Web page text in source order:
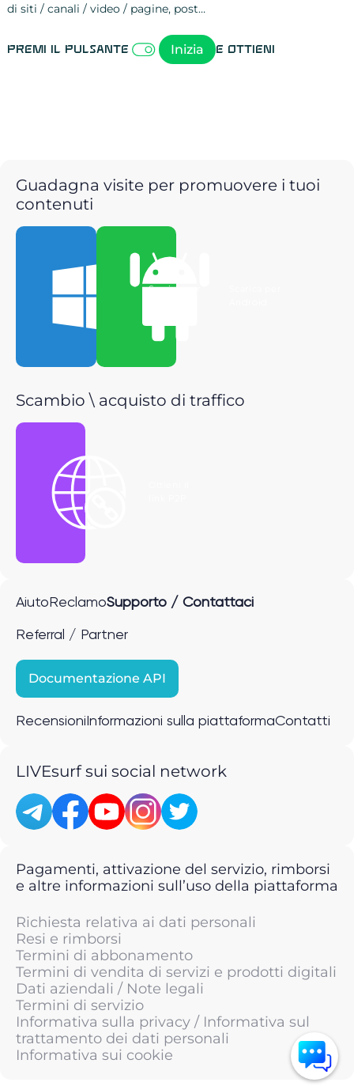
di siti / canali / video / pagine, post…
Premi il pulsante Inizia e ottieni
Guadagna visite per promuovere i tuoi
contenuti
Scarica per
Scambio \ acquisto di traffico
Aiuto ReclamoSupporto / Contattaci
Referral / Partner
Documentazione API
Recensioni Informazioni sulla piattaformaContatti
LIVEsurf sui social network
Pagamenti, attivazione del servizio, rimborsi
e altre informazioni sull’uso della piattaforma
Richiesta relativa ai dati personali
Resi e rimborsi
Termini di abbonamento
Termini di vendita di servizi e prodotti digitali
Dati aziendali / Note legali
Termini di servizio
Informativa sulla privacy / Informativa sul
trattamento dei dati personali
Informativa sui cookie